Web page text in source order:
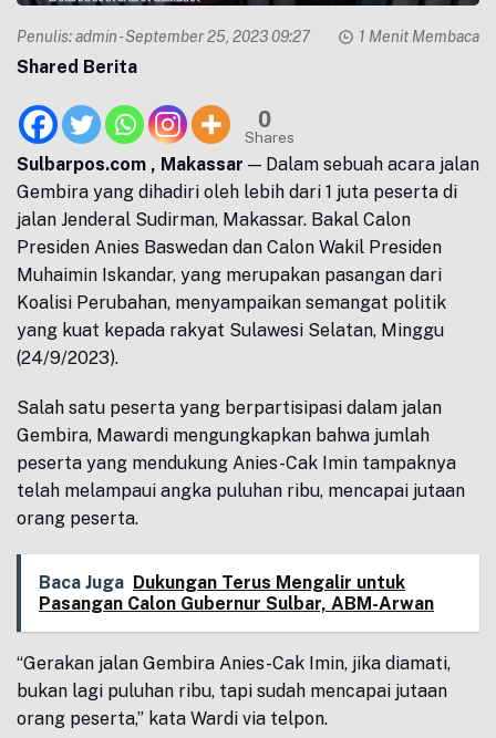
Penulis:admin- September 25, 2023 09:27 1 Menit Membaca
Shared Berita
0
Shares
Sulbarpos.com , Makassar — Dalam sebuah acara jalan
Gembira yang dihadiri oleh lebih dari 1 juta peserta di
jalan Jenderal Sudirman, Makassar. Bakal Calon
Presiden Anies Baswedan dan Calon Wakil Presiden
Muhaimin Iskandar, yang merupakan pasangan dari
Koalisi Perubahan, menyampaikan semangat politik
yang kuat kepada rakyat Sulawesi Selatan, Minggu
(24/9/2023).
Salah satu peserta yang berpartisipasi dalam jalan
Gembira, Mawardi mengungkapkan bahwa jumlah
peserta yang mendukung Anies-Cak Imin tampaknya
telah melampaui angka puluhan ribu, mencapai jutaan
orang peserta.
Baca Juga Dukungan Terus Mengalir untuk
Pasangan Calon Gubernur Sulbar, ABM-Arwan
“Gerakan jalan Gembira Anies-Cak Imin, jika diamati,
bukan lagi puluhan ribu, tapi sudah mencapai jutaan
orang peserta,” kata Wardi via telpon.